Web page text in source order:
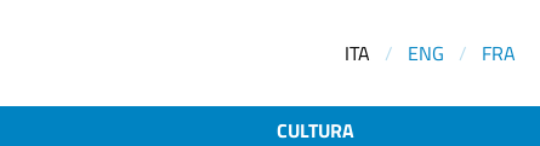
ITA / ENG / FRA
CULTURA